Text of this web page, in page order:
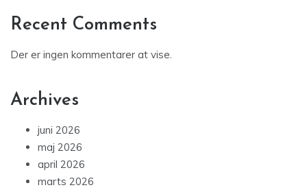
maj 2026
april 2026
marts 2026
februar 2026